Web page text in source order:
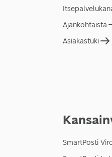
Ajankohtaista
Asiakastuki
SmartPosti